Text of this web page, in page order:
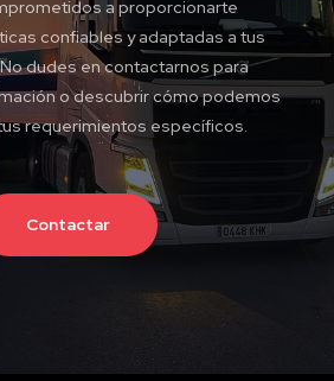
a proporcionarte
confiables y adaptadas a tus
dudes en contactarnos para
o descubrir cómo podemos
requerimientos específicos.
Contactar